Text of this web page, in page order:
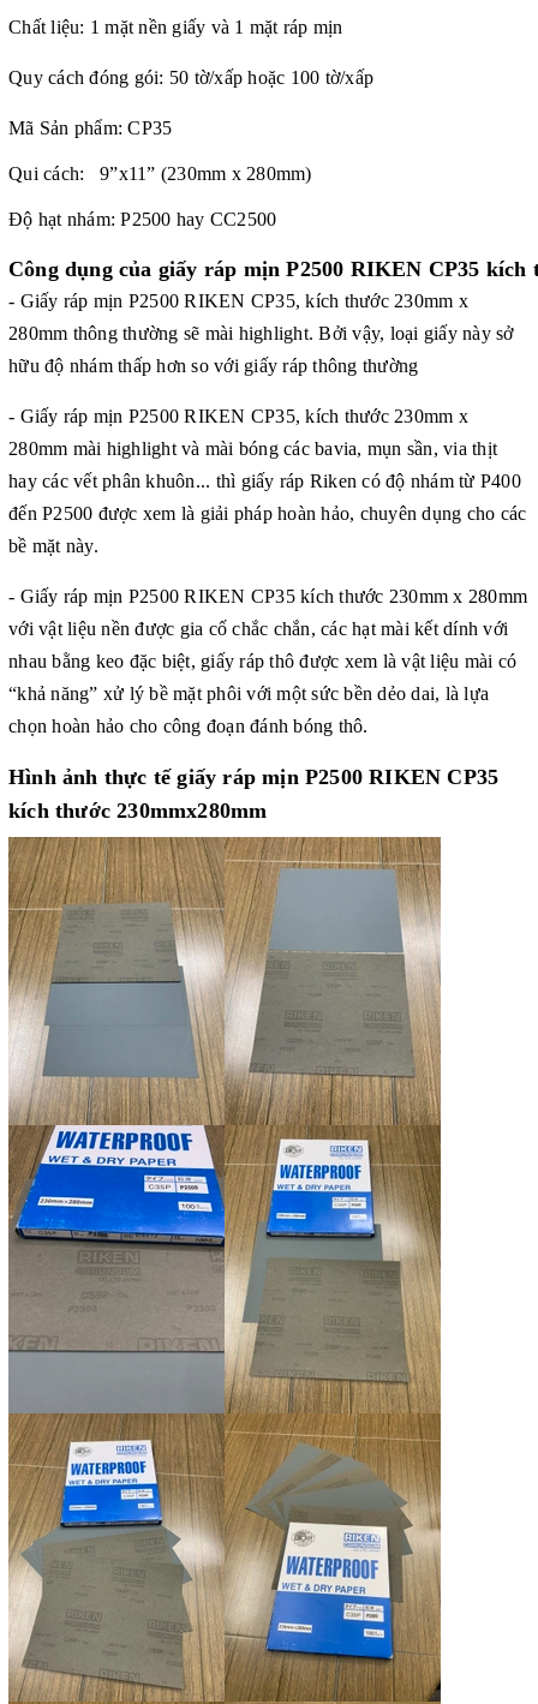
Chất liệu: 1 mặt nền giấy và 1 mặt ráp mịn
Quy cách đóng gói: 50 tờ/xấp hoặc 100 tờ/xấp
Mã Sản phẩm: CP35
Qui cách: 9”x11” (230mm x 280mm)
Độ hạt nhám: P2500 hay CC2500
Công dụng của giấy ráp mịn P2500 RIKEN CP35 kích
- Giấy ráp mịn P2500 RIKEN CP35, kích thước 230mm x
280mm thông thường sẽ mài highlight. Bởi vậy, loại giấy này sở
hữu độ nhám thấp hơn so với giấy ráp thông thường
- Giấy ráp mịn P2500 RIKEN CP35, kích thước 230mm x
280mm mài highlight và mài bóng các bavia, mụn sần, via thịt
hay các vết phân khuôn... thì giấy ráp Riken có độ nhám từ P400
đến P2500 được xem là giải pháp hoàn hảo, chuyên dụng cho các
bề mặt này.
- Giấy ráp mịn P2500 RIKEN CP35 kích thước 230mm x 280mm
với vật liệu nền được gia cố chắc chắn, các hạt mài kết dính với
nhau bằng keo đặc biệt, giấy ráp thô được xem là vật liệu mài có
“khả năng” xử lý bề mặt phôi với một sức bền dẻo dai, là lựa
chọn hoàn hảo cho công đoạn đánh bóng thô.
Hình ảnh thực tế giấy ráp mịn P2500 RIKEN CP35
kích thước 230mmx280mm